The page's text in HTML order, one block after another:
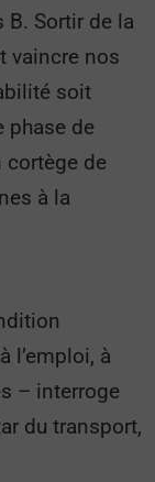
B. Sortir de la
vaincre nos
soit
phase de
cortège de
à la
l’emploi, à
– interroge
du transport,